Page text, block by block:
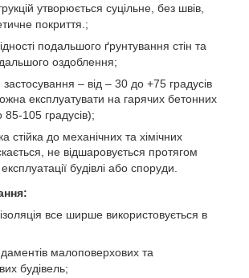
утворюється суцільне, без швів,
покриття. ;
подальшого ґрунтування стін та
оздоблення;
– від – 30 до +75 градусів
експлуатувати на гарячих бетонних
105 градусів);
стійка до механічних та хімічних
не відшаровується протягом
будівлі або споруди
:
все ширше використовується в
малоповерхових та
будівель;